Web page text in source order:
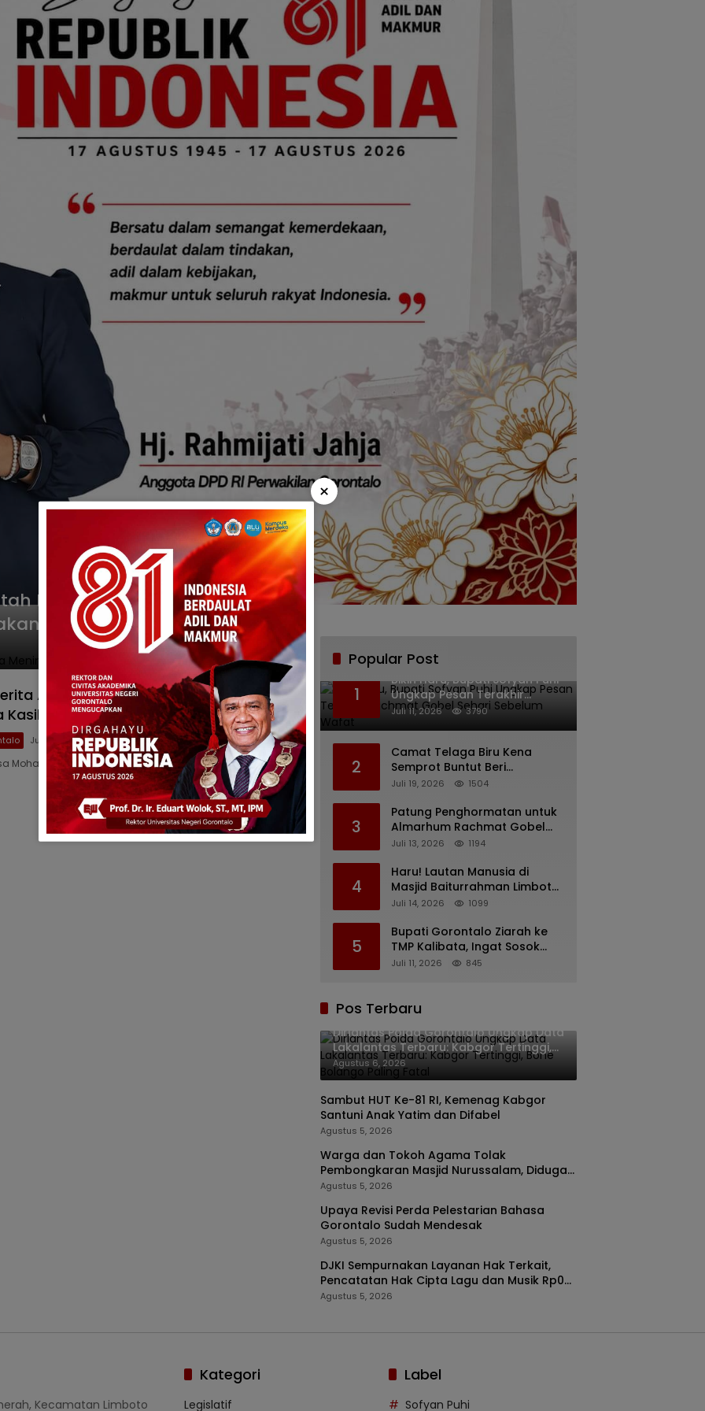
Kabar Balita Meninggal
dari SPPG
Atresia Ani dapat Bantuan, Orang
Kasih Baznas Kabgor
Juli 24, 2025
Mohamad, balita berusia 3 tahun…
Popular Post
1
Bikin Haru, Bupati Sofyan Puhi
Ungkap Pesan Terakhir
Rachmat Gobel Sehari
Juli 11, 2026 3790
2
Camat Telaga Biru Kena
Semprot Buntut Beri
Pernyataan Soal Gaji CS
Nunggak
Juli 19, 2026 1504
3
Patung Penghormatan untuk
Almarhum Rachmat Gobel
Digagas, Ini Tiga Lokasi yang
Juli 13, 2026 1194
4
Haru! Lautan Manusia di
Masjid Baiturrahman Limboto,
Kirim Doa untuk Almarhum
Juli 14, 2026 1099
5
Bupati Gorontalo Ziarah ke
TMP Kalibata, Ingat Sosok
Rachmat Gobel
Juli 11, 2026 845
Pos Terbaru
Dirlantas Polda Gorontalo Ungkap Data
Lakalantas Terbaru: Kabgor Tertinggi,
Bone Bolango Paling Fatal
Agustus 6, 2026
Sambut HUT Ke-81 RI, Kemenag Kabgor
Santuni Anak Yatim dan Difabel
Agustus 5, 2026
Warga dan Tokoh Agama Tolak
Pembongkaran Masjid Nurussalam, Diduga
Hendak Diubah Menjadi Rumah Tinggal
Agustus 5, 2026
Upaya Revisi Perda Pelestarian Bahasa
Gorontalo Sudah Mendesak
Agustus 5, 2026
DJKI Sempurnakan Layanan Hak Terkait,
Pencatatan Hak Cipta Lagu dan Musik Rp0
Tetap Dimulai 1 Agustus
Agustus 5, 2026
Kecamatan Limboto
Kategori
Legislatif
Label
Sofyan Puhi
×